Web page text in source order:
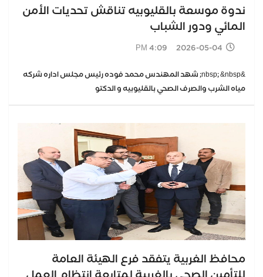
ندوة موسعة بالقليوبيه تناقش تحديات الأمن
المائي ودور الشباب
2026-05-04 4:09 PM
&nbsp; &nbsp; شهد المهندس محمد فوده رئيس مجلس اداره شركه
مياه الشرب والصرف الصحي بالقليوبيه و الدكتو
محافظ الغربية يتفقد فرع الهيئة العامة